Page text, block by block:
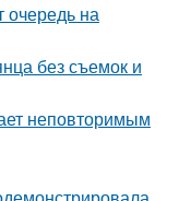
очередь на
без съемок и
неповторимым